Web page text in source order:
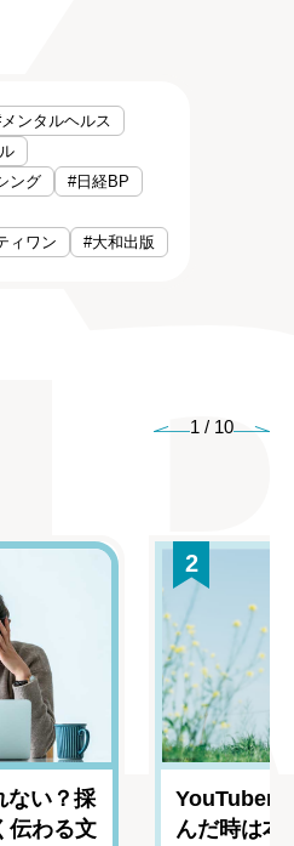
ンタルヘルス
ング
#日経BP
ィワン
#大和出版
1 / 10
ない？採
伝わる文
2
YouTuber
んだ時は